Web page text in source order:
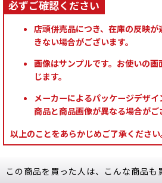
店頭併売品につき、在庫の反映
きない場合がございます。
画像はサンプルです。お使いの
じます。
メーカーによるパッケージデザ
商品と商品画像が異なる場合がご
以上のことをあらかじめご了承ください
この商品を買った人は、こんな商品も